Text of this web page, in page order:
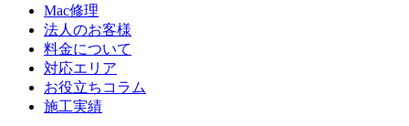
Mac修理
法人のお客様
料金について
対応エリア
お役立ちコラム
施工実績